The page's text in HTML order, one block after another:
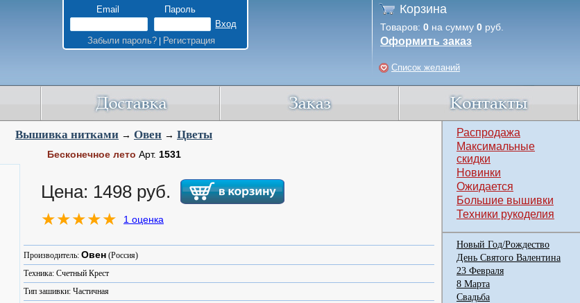
Email Пароль
Забыли пароль?| Регистрация
Корзина
Товаров: 0 на сумму 0 руб.
Оформить заказ
Список желаний
Вышивка нитками → Овен → Цветы
Бесконечное лето Арт. 1531
Цена: 1498 руб.
1 оценка
Производитель: Овен (Россия)
Техника: Счетный Крест
Тип зашивки: Частичная
Распродажа
Максимальные
скидки
Новинки
Ожидается
Большие вышивки
Техники рукоделия
Новый Год/Рождество
День Святого Валентина
23 Февраля
8 Марта
Свадьба